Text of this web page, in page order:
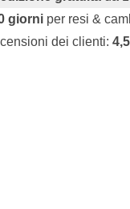
giorni per resi &
dei clienti: